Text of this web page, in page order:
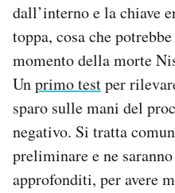
dall’interno e la chiave
toppa, cosa che
momento della morte
Unprimo testper
sparo sulle mani del
negativo. Si tratta
preliminare e ne
approfonditi, per avere